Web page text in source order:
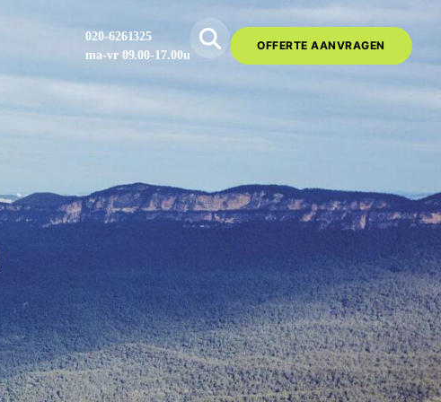
020-6261325
ma-vr 09.00-17.00u
OFFERTE AANVRAGEN